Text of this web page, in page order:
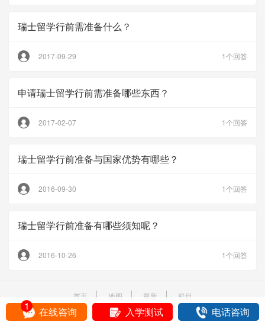
瑞士留学行前需准备什么？
2017-09-29 1个回答
申请瑞士留学行前需准备哪些东西？
2017-02-07 1个回答
瑞士留学行前准备与国家优势有哪些？
2016-09-30 1个回答
瑞士留学行前准备有哪些须知呢？
2016-10-26 1个回答
首页 地图 最新
栏目
Copyright © 2005- 2026 liuxue86.com All Rights Reserved
在线咨询
1 入学测试 电话咨询